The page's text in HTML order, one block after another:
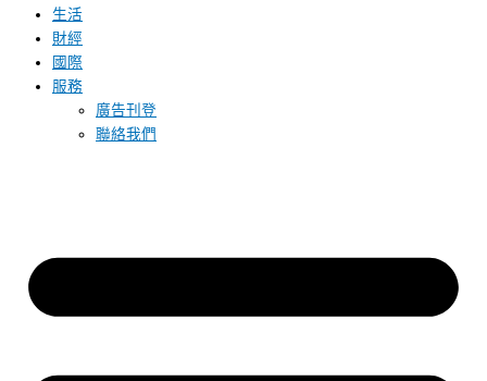
生活
財經
國際
服務
廣告刊登
聯絡我們